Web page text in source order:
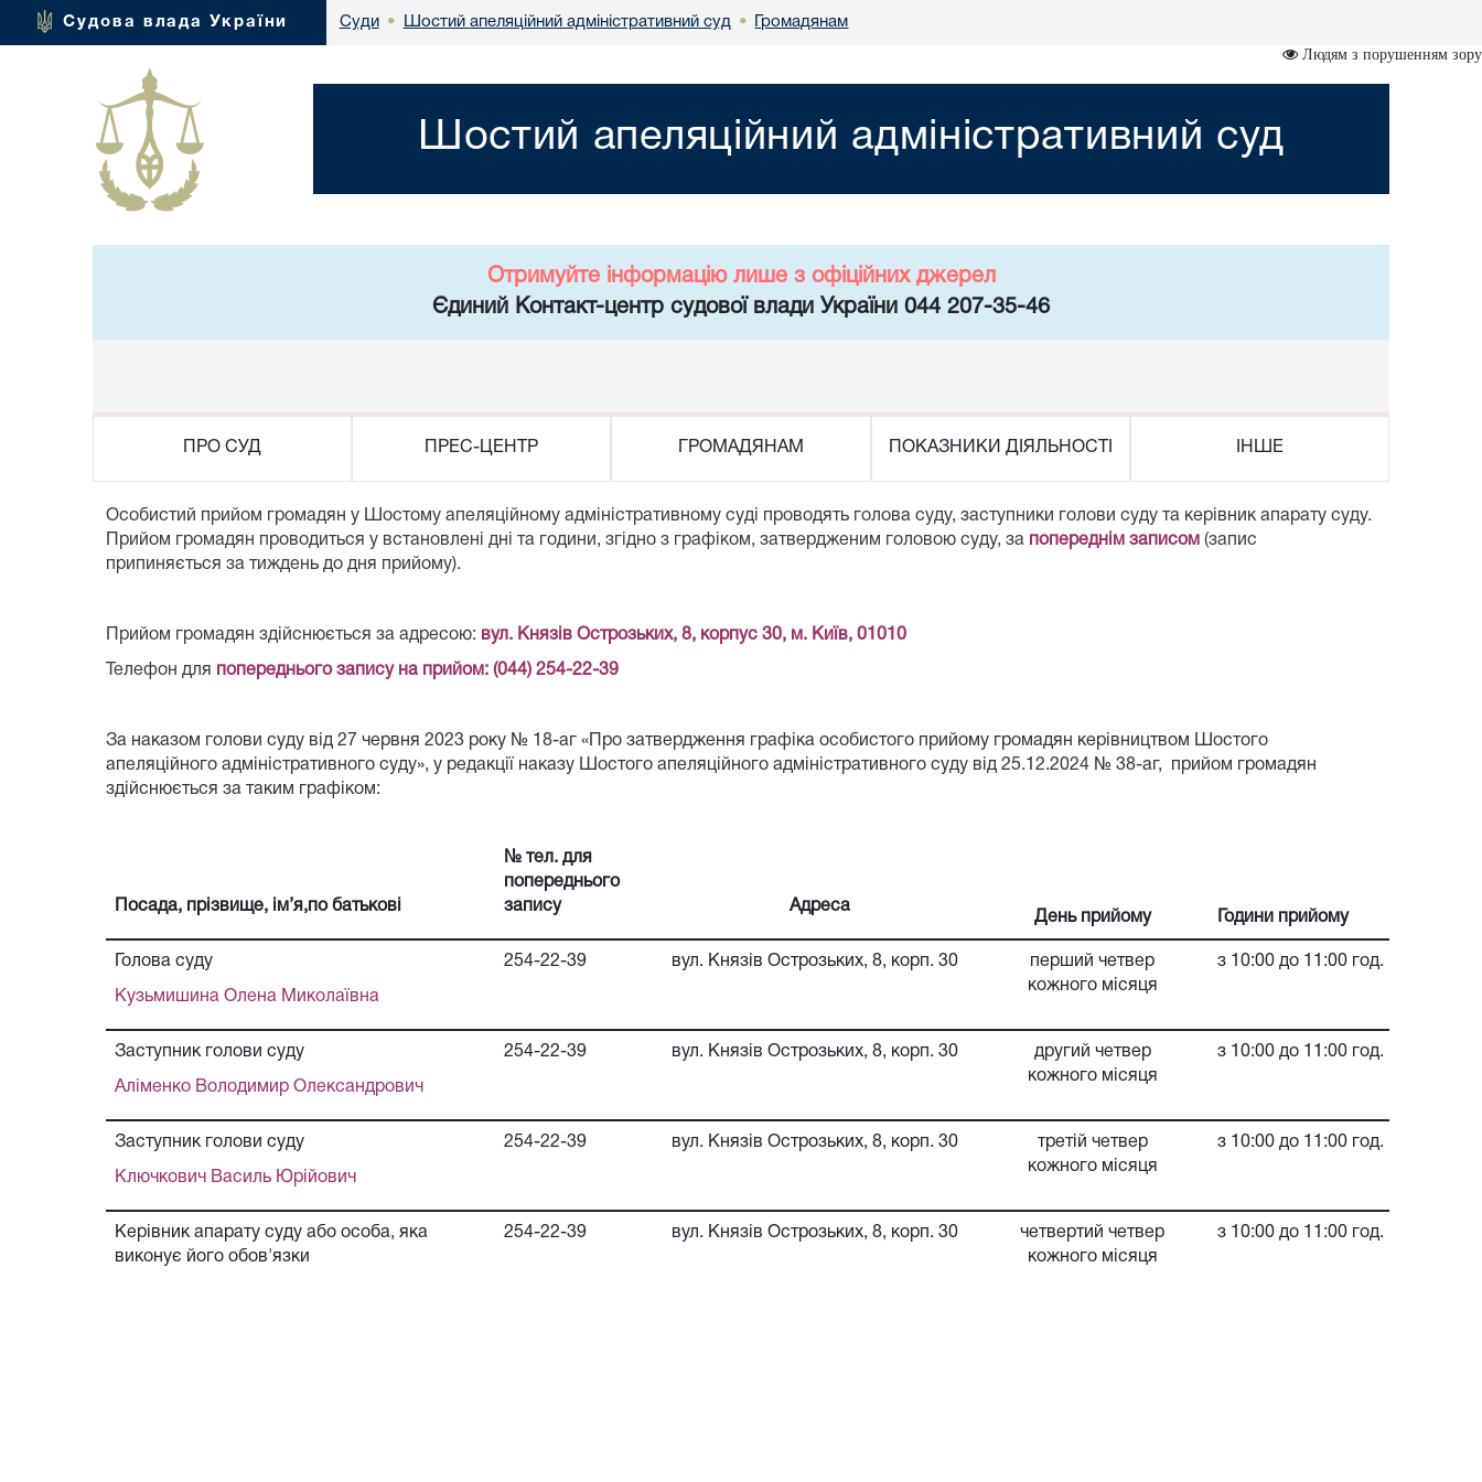
Судова влада України Суди • Шостий апеляційний адміністративний суд • Громадянам
Людям з порушенням зору
Шостий апеляційний адміністративний суд
Отримуйте інформацію лише з офіційних джерел
Єдиний Контакт-центр судової влади України 044 207-35-46
ПРО СУД ПРЕС-ЦЕНТР ГРОМАДЯНАМ ПОКАЗНИКИ ДІЯЛЬНОСТІ ІНШЕ
Особистий прийом громадян у Шостому апеляційному адміністративному суді проводять голова суду, заступники голови суду та керівник апарату суду.
Прийом громадян проводиться у встановлені дні та години, згідно з графіком, затвердженим головою суду, за попереднім записом (запис
припиняється за тиждень до дня прийому).
Прийом громадян здійснюється за адресою: вул. Князів Острозьких, 8, корпус 30, м. Київ, 01010
Телефон для попереднього запису на прийом: (044) 254-22-39
За наказом голови суду від 27 червня 2023 року № 18-аг «Про затвердження графіка особистого прийому громадян керівництвом Шостого
апеляційного адміністративного суду», у редакції наказу Шостого апеляційного адміністративного суду від 25.12.2024 № 38-аг, прийом громадян
здійснюється за таким графіком:
Посада, прізвище, ім’я,по батькові
№ тел. для
попереднього
запису
Адреса
День прийому Години прийому
Голова суду
Кузьмишина Олена Миколаївна
254-22-39 вул. Князів Острозьких, 8, корп. 30
перший четвер
кожного місяця
з 10:00 до 11:00 год.
Заступник голови суду
Аліменко Володимир Олександрович
254-22-39 вул. Князів Острозьких, 8, корп. 30
другий четвер
кожного місяця
з 10:00 до 11:00 год.
Заступник голови суду
Ключкович Василь Юрійович
254-22-39 вул. Князів Острозьких, 8, корп. 30
третій четвер
кожного місяця
з 10:00 до 11:00 год.
Керівник апарату суду або особа, яка
виконує його обов'язки
254-22-39 вул. Князів Острозьких, 8, корп. 30
четвертий четвер
кожного місяця
з 10:00 до 11:00 год.